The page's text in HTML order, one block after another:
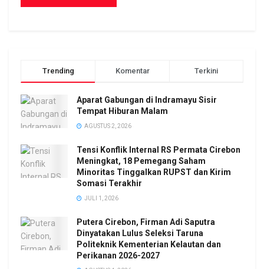
Trending Komentar Terkini
Aparat Gabungan di Indramayu Sisir
Tempat Hiburan Malam
AGUSTUS 2, 2026
Tensi Konflik Internal RS Permata Cirebon
Meningkat, 18 Pemegang Saham
Minoritas Tinggalkan RUPST dan Kirim
Somasi Terakhir
JULI 1, 2026
Putera Cirebon, Firman Adi Saputra
Dinyatakan Lulus Seleksi Taruna
Politeknik Kementerian Kelautan dan
Perikanan 2026-2027